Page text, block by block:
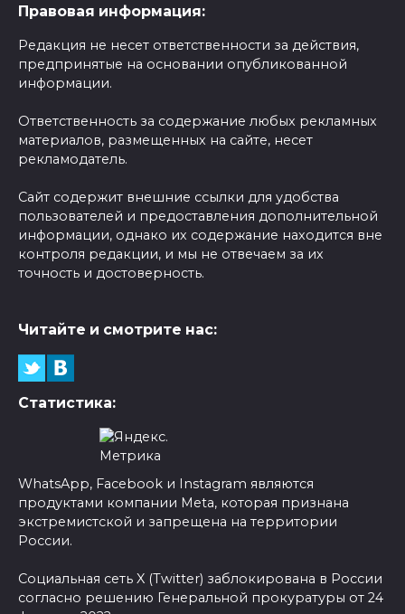
Правовая информация:
Редакция не несет ответственности за действия,
предпринятые на основании опубликованной
информации.
Ответственность за содержание любых рекламных
материалов, размещенных на сайте, несет
рекламодатель.
Сайт содержит внешние ссылки для удобства
пользователей и предоставления дополнительной
информации, однако их содержание находится вне
контроля редакции, и мы не отвечаем за их
точность и достоверность.
Читайте и смотрите нас:
Статистика:
WhatsApp, Facebook и Instagram являются
продуктами компании Meta, которая признана
экстремистской и запрещена на территории
России.
Социальная сеть X (Twitter) заблокирована в России
согласно решению Генеральной прокуратуры от 24